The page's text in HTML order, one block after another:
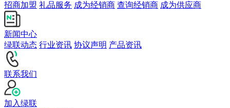
招商加盟 礼品服务 成为经销商 查询经销商 成为供应商
新闻中心
绿联动态 行业资讯 协议声明 产品资讯
联系我们
加入绿联